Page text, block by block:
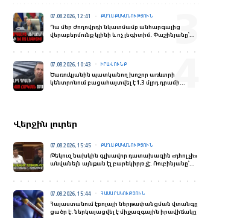
07.08.2026, 12:41 ՔԱՂԱՔԱԿԱՆՈՒԹՅՈՒՆ
Դա մեր ժողովրդի նկատմամբ անհարգալից
վերաբերմունք կլինի և ոչ լեգիտիմ․ Փաշինյանը՝
07.08.2026, 10:43 ԻՐԱՎՈՒՆՔ
Ծառուկյանին պատկանող խոշոր առևտրի
կենտրոնում բացահայտվել է 1,3 մլրդ դրամի
Վերջին լուրեր
07.08.2026, 15:45 ՔԱՂԱՔԱԿԱՆՈՒԹՅՈՒՆ
Թեկուզ նախկին գլխավոր դատախազին «դհոլչի»
անվանելն այնքան էլ բարեկիրթ չէ. Ռուբինյանը՝
07.08.2026, 15:44 ՀԱՍԱՐԱԿՈՒԹՅՈՒՆ
Հայաստանում էբոլայի ներթափանցման վտանգը
ցածր է․ ներկայացվել է միջազգային իրավիճակը